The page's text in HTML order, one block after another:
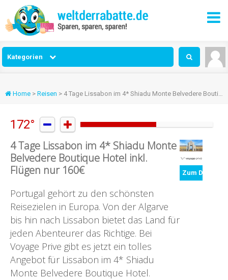
Kategorien
Home > Reisen > 4 Tage Lissabon im 4* Shiadu Monte Belvedere Boutique Hotel inkl. Flügen nur 160€
172°  
4 Tage Lissabon im 4* Shiadu Monte
Belvedere Boutique Hotel inkl.
Flügen nur 160€
Portugal gehört zu den schönsten
Reisezielen in Europa. Von der Algarve
bis hin nach Lissabon bietet das Land für
jeden Abenteurer das Richtige. Bei
Voyage Prive gibt es jetzt ein tolles
Angebot für Lissabon im 4* Shiadu
Monte Belvedere Boutique Hotel.
Zum Deal